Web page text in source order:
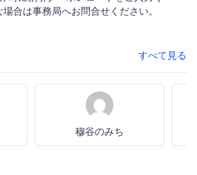
合は事務局へお問合せください。
すべて見る
穆谷のみち